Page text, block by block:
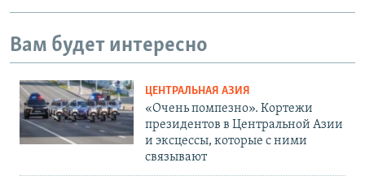
Вам будет интересно
ЦЕНТРАЛЬНАЯ АЗИЯ
«Очень помпезно». Кортежи
президентов в Центральной Азии
и эксцессы, которые с ними
связывают